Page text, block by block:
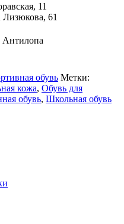
11
Лизюкова, 61
Антилопа
обувь Метки:
кожа, Обувь для
обувь, Школьная обувь